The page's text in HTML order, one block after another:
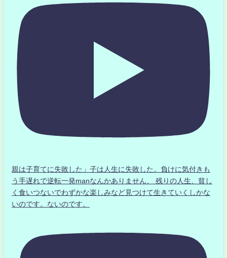
親は子育てに失敗した」子は人生に失敗した。負けに気付きも
う手遅れで逆転一発manなんかありません、 残りの人生、貧し
く食いつないでわずかな楽しみなど見つけて生きていくしかな
いのです。ないのです。